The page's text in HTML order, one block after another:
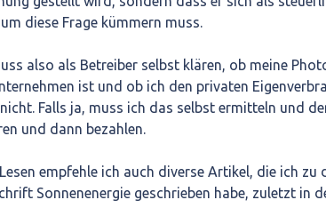
diese Frage kümmern muss.
also als Betreiber selbst klären, ob meine
ist und ob ich den privaten
Falls ja, muss ich das selbst ermitteln und
und dann bezahlen.
empfehle ich auch diverse Artikel, die ich zu
Sonnenenergie geschrieben habe, zuletzt in